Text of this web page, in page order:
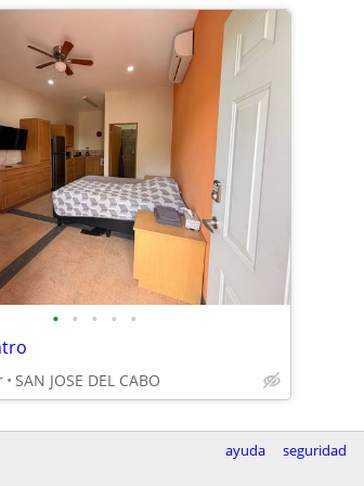
• • • • •
SAN JOSE DEL CABO
ayuda seguridad